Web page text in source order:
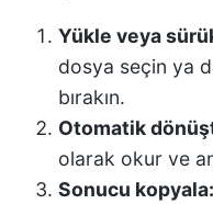
Yükle veya
dosya seçin ya
bırakın.
Otomatik
olarak okur ve
Sonucu kopyala: